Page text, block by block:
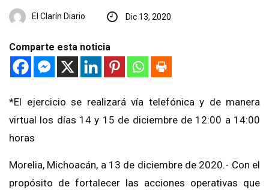
El Clarín Diario Dic 13, 2020
Comparte esta noticia
*El ejercicio se realizará vía telefónica y de manera
virtual los días 14 y 15 de diciembre de 12:00 a 14:00
horas
Morelia, Michoacán, a 13 de diciembre de 2020.- Con el
propósito de fortalecer las acciones operativas que